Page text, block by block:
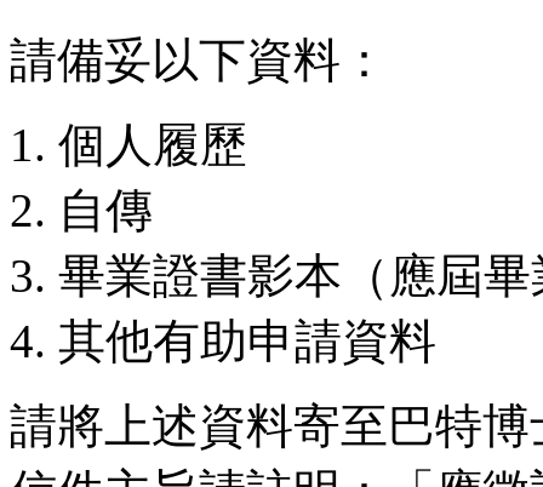
請備妥以下資料：
個人履歷
自傳
畢業證書影本（應屆
其他有助申請資料
請將上述資料寄至巴特